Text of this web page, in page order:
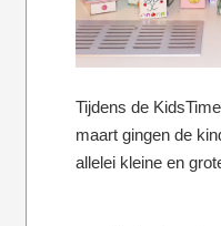
Tijdens de
maart gingen de
allelei kleine en